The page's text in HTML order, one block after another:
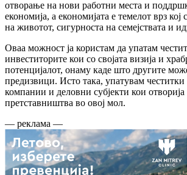
отворање на нови работни места и
економија, а економијата е темелот врз кој
на животот, сигурноста на семејствата и
Оваа можност ја користам да упатам
инвеститорите кои со својата визија и
потенцијалот, онаму каде што другите
предизвици. Исто така, упатувам честитки
компании и деловни субјекти кои
претставништва во овој мол.
— реклама —